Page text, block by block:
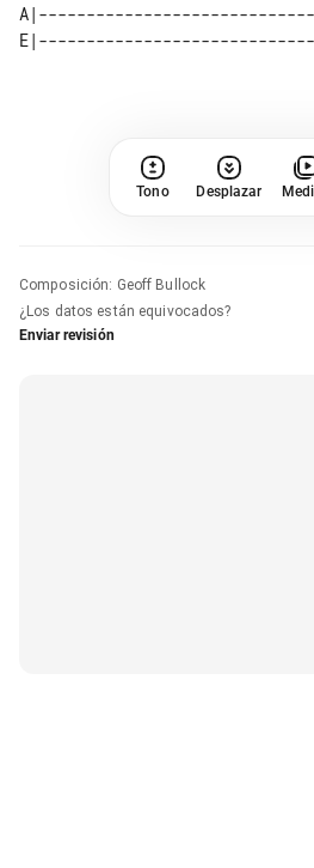
Tono Desplazar
Composición: Geoff Bullock
¿Los datos están equivocados?
Enviar revisión